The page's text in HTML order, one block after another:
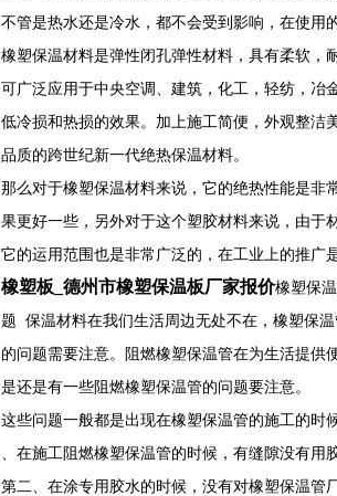
不管是热水还是冷水，都不会受到影响，在使用
橡塑保温材料是弹性闭孔弹性材料，具有柔软，
可广泛应用于中央空调、建筑，化工，轻纺，冶
低冷损和热损的效果。加上施工简便，外观整洁
品质的跨世纪新一代绝热保温材料。
那么对于橡塑保温材料来说，它的绝热性能是非
果更好一些，另外对于这个塑胶材料来说，由于
它的运用范围也是非常广泛的，在工业上的推广
橡塑板_德州市橡塑保温板厂家报价橡塑保
题 保温材料在我们生活周边无处不在，橡塑保
的问题需要注意。阻燃橡塑保温管在为生活提供
是还是有一些阻燃橡塑保温管的问题要注意。
这些问题一般都是出现在橡塑保温管的施工的时
、在施工阻燃橡塑保温管的时候，有缝隙没有用
第二、在涂专用胶水的时候，没有对橡塑保温管